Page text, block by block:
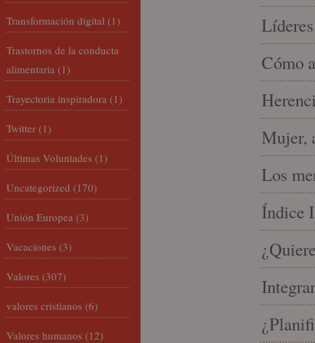
Cómo
Mujer,
Los
Índice
Transformación digital (1)
Trastornos de la conducta
alimentaria (1)
Trayectoria inspiradora (1)
Twitter (1)
Últimas Voluntades (1)
Uncategorized (170)
Unión Europea (3)
Vacaciones (3)
Valores (307)
valores cristianos (6)
Valores humanos (12)